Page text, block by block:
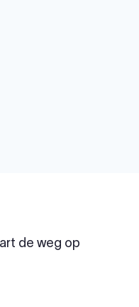
de weg op